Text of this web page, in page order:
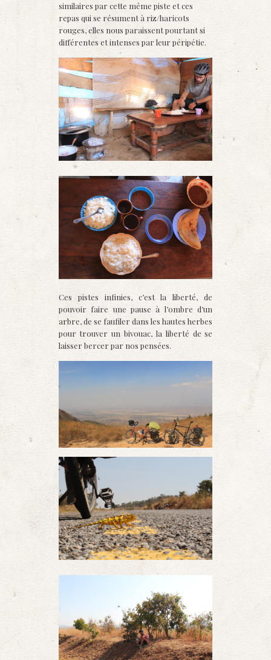
similaires par cette même piste et ces
repas qui se résument à riz/haricots
rouges, elles nous paraissent pourtant si
différentes et intenses par leur péripétie.
Ces pistes infinies, c’est la liberté, de
pouvoir faire une pause à l’ombre d’un
arbre, de se faufiler dans les hautes herbes
pour trouver un bivouac, la liberté de se
laisser bercer par nos pensées.